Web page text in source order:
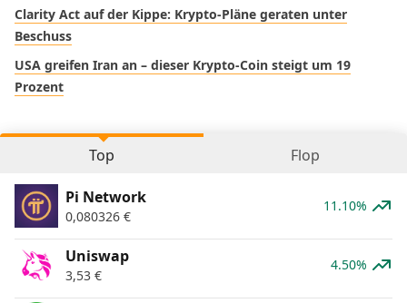
Clarity Act auf der Kippe: Krypto-Pläne geraten unter
Beschuss
USA greifen Iran an – dieser Krypto-Coin steigt um 19
Prozent
Top Flop
Pi Network
0,080326 €
11.10%
Uniswap
3,53 €
4.50%